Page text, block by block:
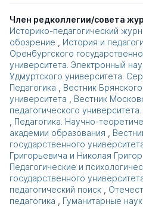
Член редколлегии/совета
Историко-педагогический
обозрение
История и
Оренбургского
университета. Электронный
Удмуртского университета.
Педагогика
Вестник
университета
Вестник
педагогического
Педагогика. Научно-
академии образования
государственного
Григорьевича и Николая
Педагогические и
государственного
педагогический поиск
педагогика
Гуманитарные